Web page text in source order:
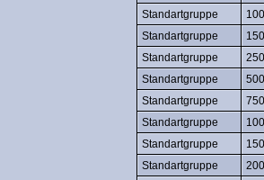
Standartgruppe
100
Standartgruppe
150
Standartgruppe
250
Standartgruppe
500
Standartgruppe
750
Standartgruppe
Standartgruppe
Standartgruppe